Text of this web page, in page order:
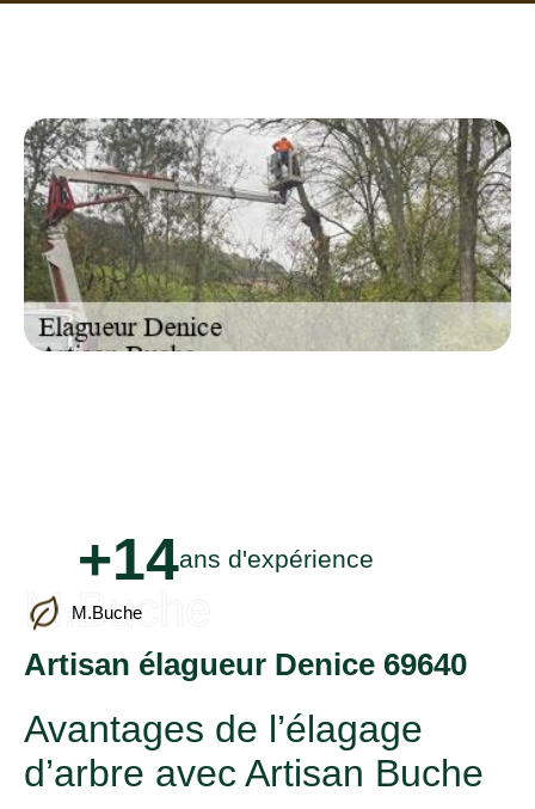
+14ans d'expérience
M.Buche
M.Buche
Artisan élagueur Denice 69640
Avantages de l’élagage
d’arbre avec Artisan Buche